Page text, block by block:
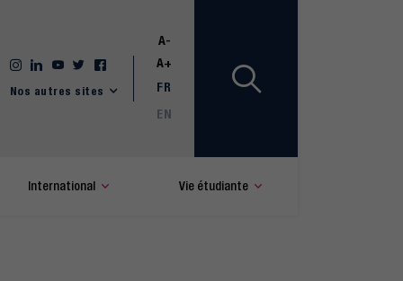
Nos autres sites
A-
A+
FR
EN
International Vie étudiante